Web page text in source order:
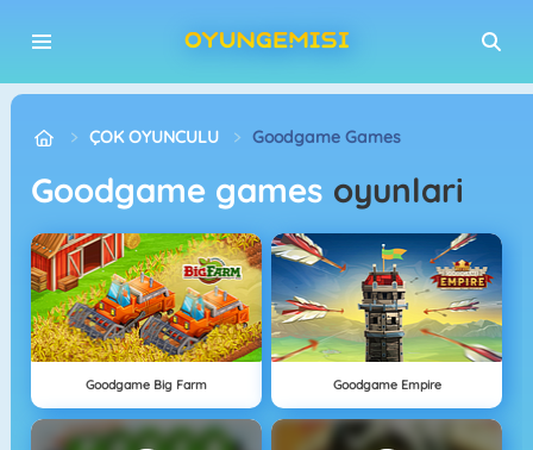
ÇOK OYUNCULU Goodgame Games
Goodgame games oyunlari
Goodgame Big Farm Goodgame Empire